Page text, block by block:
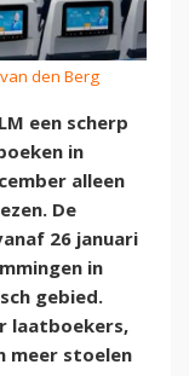
den Berg
een scherp
in
alleen
De
26 januari
in
gebied.
laatboekers,
meer stoelen